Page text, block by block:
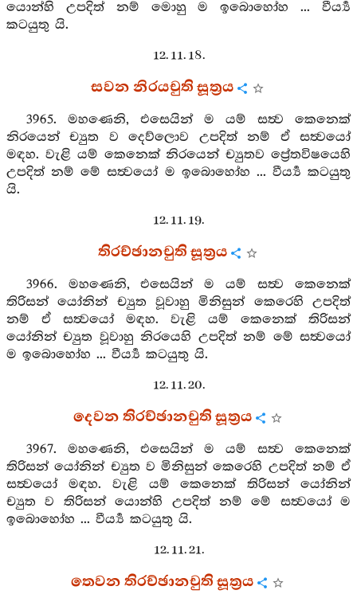
යොන්හි උපදිත් නම් මොහු ම ඉබොහෝහ ... වීර්‍ය්‍ය
කටයුතු යි.
12. 11. 18.
සවන නිරයචුති සූත්‍රය
3965. මහණෙනි, එසෙයින් ම යම් සත්‍ව කෙනෙක්
නිරයෙන් ච්‍යුත ව දෙව්ලොව උපදිත් නම් ඒ සත්‍වයෝ
මඳහ. වැළි යම් කෙනෙක් නිරයෙන් ච්‍යුතව ප්‍රේතවිෂයෙහි
උපදිත් නම් මේ සත්‍වයෝ ම ඉබොහෝහ ... වීර්‍ය්‍ය කටයුතු
යි.
12. 11. 19.
තිරච්ඡානචුති සූත්‍රය
3966. මහණෙනි, එසෙයින් ම යම් සත්‍ව කෙනෙක්
තිරිසන් යෝනින් ච්‍යුත වූවාහු මිනිසුන් කෙරෙහි උපදිත්
නම් ඒ සත්‍වයෝ මඳහ. වැළි යම් කෙනෙක් තිරිසන්
යෝනින් ච්‍යුත වූවාහු නිරයෙහි උපදිත් නම් මේ සත්‍වයෝ
ම ඉබොහෝහ ... වීර්‍ය්‍ය කටයුතු යි.
12. 11. 20.
දෙවන තිරච්ඡානචුති සූත්‍රය
3967. මහණෙනි, එසෙයින් ම යම් සත්‍ව කෙනෙක්
තිරිසන් යෝනින් ච්‍යුත ව මිනිසුන් කෙරෙහි උපදිත් නම් ඒ
සත්‍වයෝ මඳහ. වැළි යම් කෙනෙක් තිරිසන් යෝනින්
ච්‍යුත ව තිරිසන් යොන්හි උපදිත් නම් මේ සත්‍වයෝ ම
ඉබොහෝහ ... වීර්‍ය්‍ය කටයුතු යි.
12. 11. 21.
තෙවන තිරච්ඡානචුති සූත්‍රය